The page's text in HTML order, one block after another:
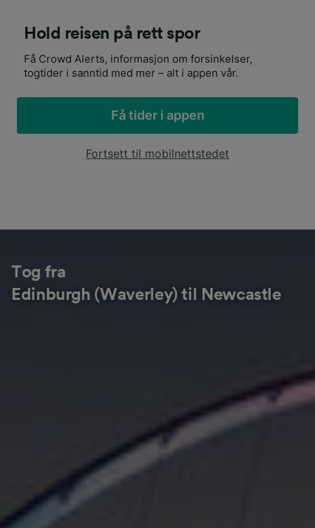
Hold reisen på rett spor
Få Crowd Alerts, informasjon om forsinkelser,
togtider i sanntid med mer – alt i appen vår.
Få tider i appen
Fortsett til mobilnettstedet
Tog fra
Edinburgh (Waverley) til Newcastle